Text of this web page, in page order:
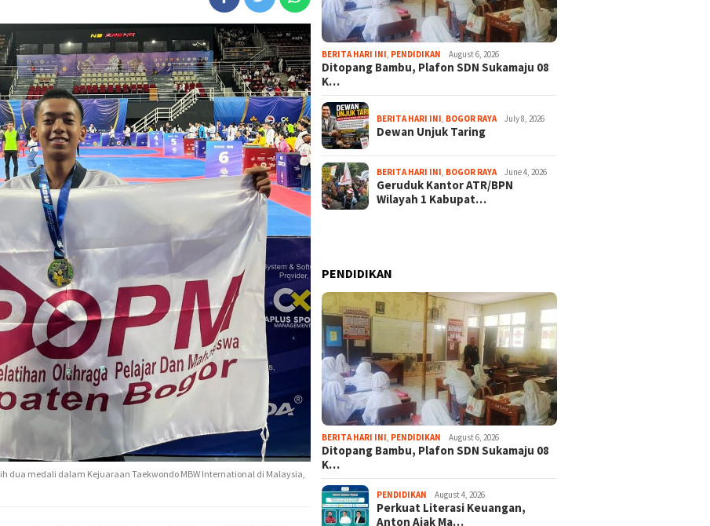
dua medali dalam Kejuaraan Taekwondo MBW International di Malaysia,
BERITA HARI INI PENDIDIKAN August 6, 2026
Ditopang Bambu, Plafon SDN Sukamaju 08
K…
BERITA HARI INI BOGOR RAYA July 8, 2026
Dewan Unjuk Taring
BERITA HARI INI BOGOR RAYA June 4, 2026
Geruduk Kantor ATR/BPN
Wilayah 1 Kabupat…
PENDIDIKAN
BERITA HARI INI PENDIDIKAN August 6, 2026
Ditopang Bambu, Plafon SDN Sukamaju 08
K…
PENDIDIKAN August 4, 2026
Perkuat Literasi Keuangan,
Anton Ajak Ma…